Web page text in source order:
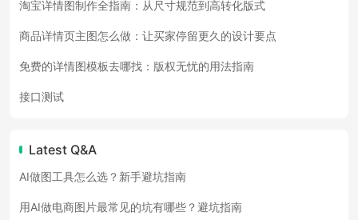
淘宝详情图制作全指南：从尺寸规范到高转化版式
商品详情页主图怎么做：让买家停留更久的设计要点
免费的详情图模板去哪找：版权无忧的用法指南
接口测试
Latest Q&A
AI做图工具怎么选？新手避坑指南
用AI做电商图片最常见的坑有哪些？避坑指南